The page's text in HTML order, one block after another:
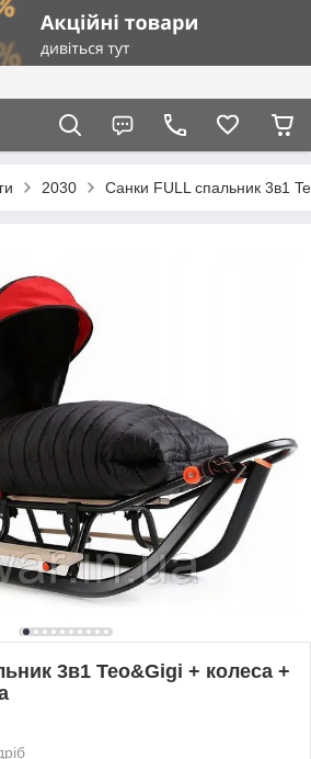
2030 Санки FULL спальник 3в1
3в1 Teo&Gigi + колеса +